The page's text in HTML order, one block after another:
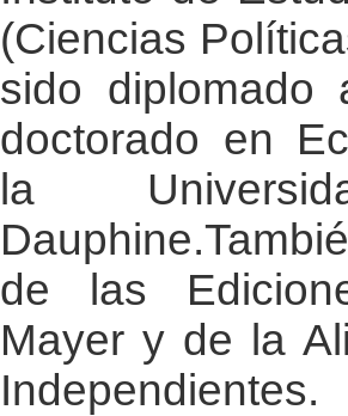
(Ciencias
sido diplomado
doctorado en
la
de las
Mayer y de la
Independientes.